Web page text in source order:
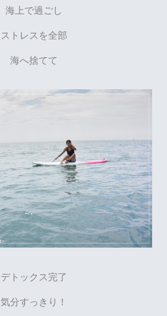
海上で過ごし
ストレスを全部
海へ捨てて
デトックス完了
気分すっきり！